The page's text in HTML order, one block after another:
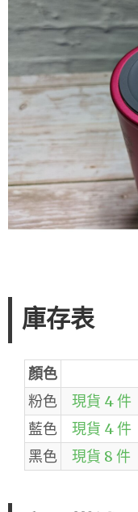
庫存表
顏色
粉色
現貨 4 件
藍色
現貨 4 件
黑色
現貨 8 件